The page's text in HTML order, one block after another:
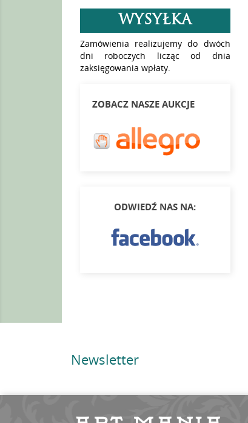
WYSYŁKA
Zamówienia realizujemy do dwóch
dni roboczych licząc od dnia
zaksięgowania wpłaty.
ZOBACZ NASZE AUKCJE
ODWIEDŹ NAS NA:
Newsletter